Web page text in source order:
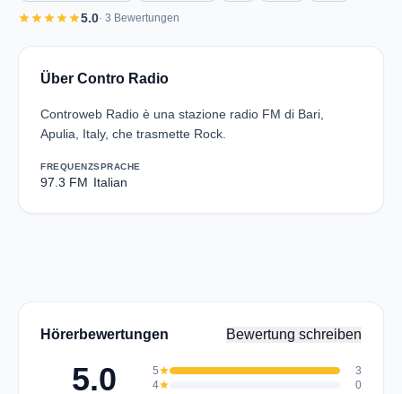
starstarstarstarstar5.0· 3 Bewertungen
Über Contro Radio
Controweb Radio è una stazione radio FM di Bari,
Apulia, Italy, che trasmette Rock.
FREQUENZ
97.3 FM
SPRACHE
Italian
Hörerbewertungen Bewertung schreiben
5.0 5star
3
4star
0